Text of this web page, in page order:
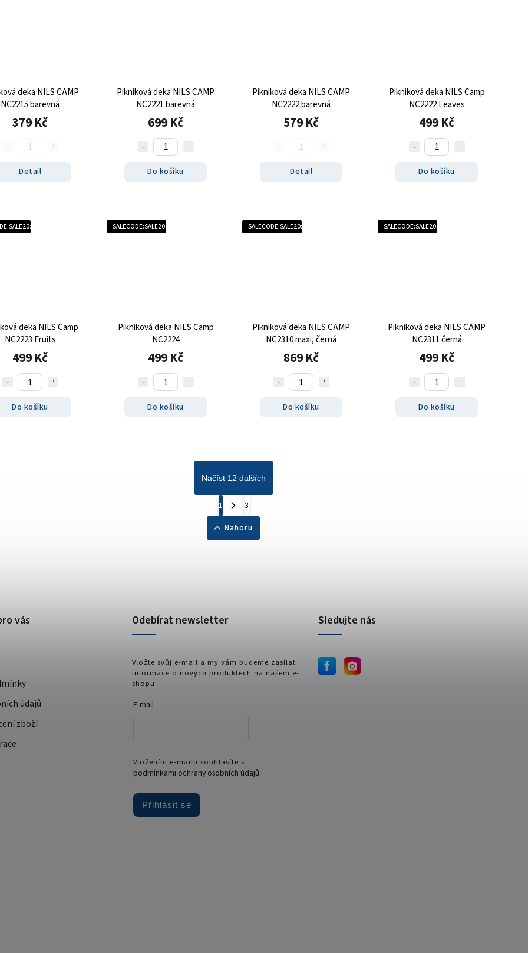
deka NILS CAMP
NC2215 barevná
379 Kč
Detail
Pikniková deka NILS CAMP
NC2221 barevná
699 Kč
Do košíku
Pikniková deka NILS CAMP
NC2222 barevná
579 Kč
Detail
Pikniková deka NILS Camp
NC2222 Leaves
499 Kč
Do košíku
deka NILS Camp
NC2223 Fruits
499 Kč
Do košíku
SALECODE:SALE20:20:%
Pikniková deka NILS Camp
NC2224
499 Kč
Do košíku
SALECODE:SALE20:20:%
Pikniková deka NILS CAMP
NC2310 maxi, černá
869 Kč
Do košíku
SALECODE:SALE20:20:%
Pikniková deka NILS CAMP
NC2311 černá
499 Kč
Do košíku
Načíst 12 dalších
1
3
Nahoru
vás
údajů
zboží
Odebírat newsletter
Vložte svůj e-mail a my vám budeme zasílat
informace o nových produktech na našem e-
shopu.
E-mail
Vložením e-mailu souhlasíte s
podmínkami ochrany osobních údajů
Přihlásit se
Sledujte nás